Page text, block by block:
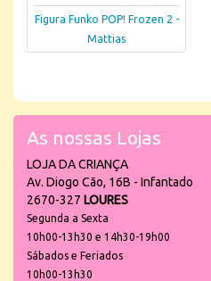
Figura Funko POP! Frozen 2 -
Mattias
As nossas Lojas
LOJA DA CRIANÇA
Av. Diogo Cão, 16B - Infantado
2670-327 LOURES
Segunda a Sexta
10h00-13h30 e 14h30-19h00
Sábados e Feriados
10h00-13h30